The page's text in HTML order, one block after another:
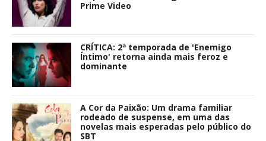
Prime Video
CRÍTICA: 2ª temporada de 'Enemigo
Íntimo' retorna ainda mais feroz e
dominante
A Cor da Paixão: Um drama familiar
rodeado de suspense, em uma das
novelas mais esperadas pelo público do
SBT